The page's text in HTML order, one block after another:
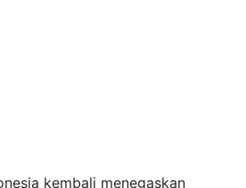
kembali menegaskan